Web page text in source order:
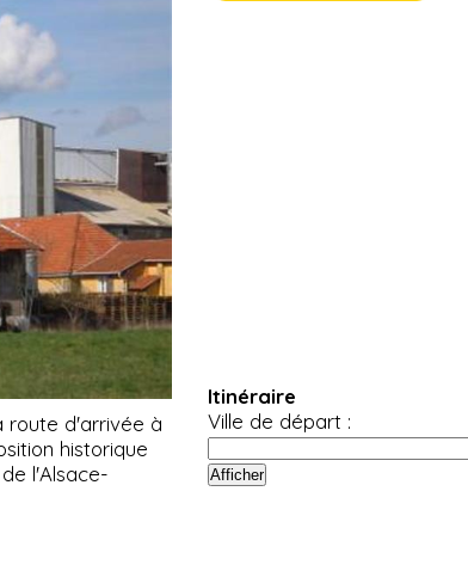
route d'arrivée à
historique
l'Alsace-
Itinéraire
Ville de départ :